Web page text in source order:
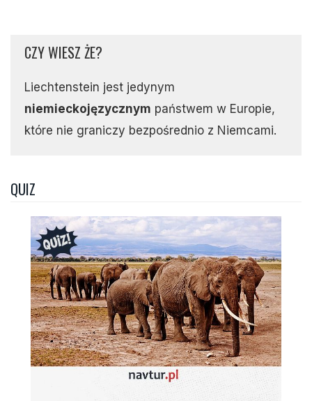
CZY WIESZ ŻE?
Liechtenstein jest jedynym
niemieckojęzycznym państwem w Europie,
które nie graniczy bezpośrednio z Niemcami.
QUIZ